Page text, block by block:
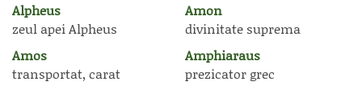
Alpheus
zeul apei Alpheus
Amon
divinitate suprema
Amos
transportat, carat
Amphiaraus
prezicator grec